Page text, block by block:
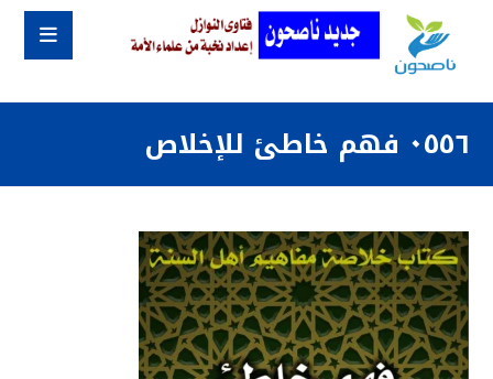
٠٥٥٦ فهم خاطئ للإخلاص